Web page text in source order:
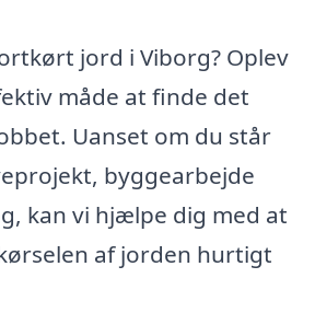
jord i Viborg? Oplev
måde at finde det
Uanset om du står
byggearbejde
kan vi hjælpe dig med at
af jorden hurtigt